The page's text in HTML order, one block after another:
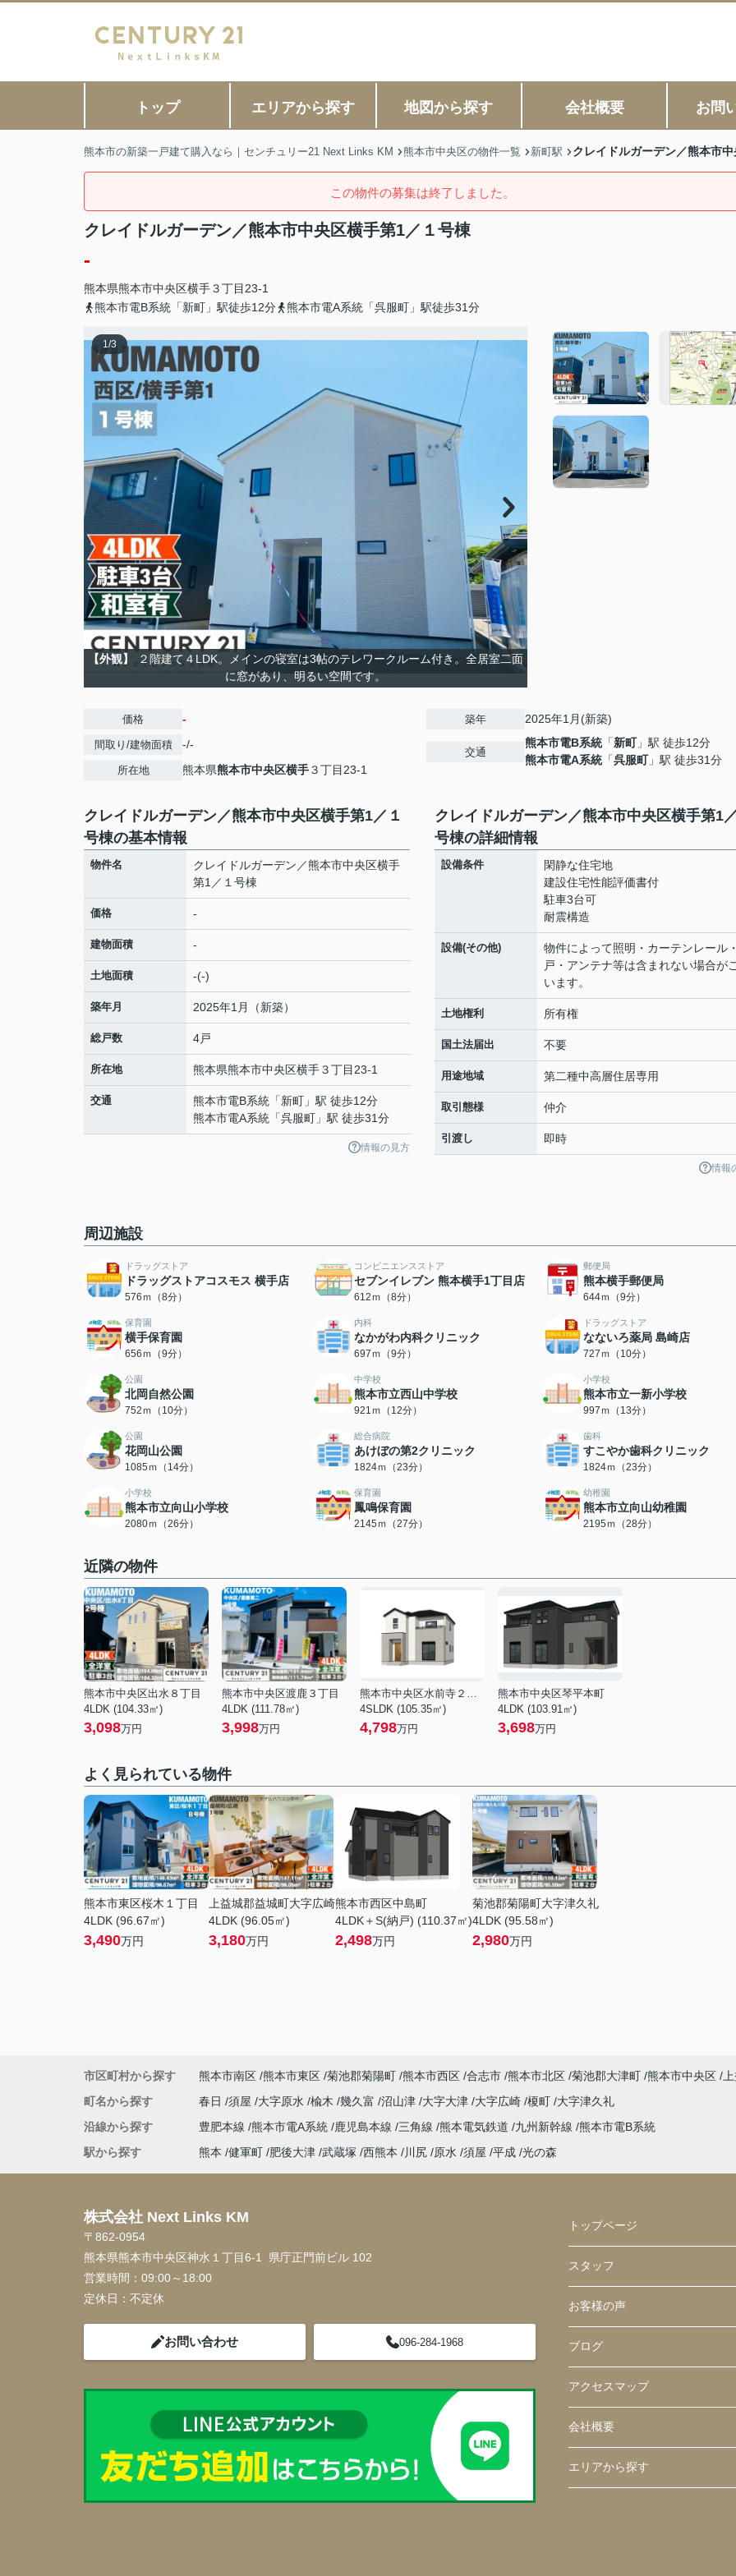
トップ エリアから探す 地図から探す 会社概要 お問
熊本市の新築一戸建て購入なら｜センチュリー21 Next Links KM 熊本市中央区の物件一覧 新町駅 クレイドルガーデン／熊本市
この物件の募集は終了しました。
クレイドルガーデン／熊本市中央区横手第1／１号棟
-
熊本県熊本市中央区横手３丁目23-1
熊本市電B系統「新町」駅徒歩12分
熊本市電A系統「呉服町」駅徒歩31分
1/3
【外観】
２階建て４LDK。メインの寝室は3帖のテレワークルーム付き。全居室二面
に窓があり、明るい空間です。
価格 -
間取り/建物面積 -/-
所在地 熊本県熊本市中央区横手３丁目23-1
築年 2025年1月(新築)
交通
熊本市電B系統「新町」駅 徒歩12分
熊本市電A系統「呉服町」駅 徒歩31分
クレイドルガーデン／熊本市中央区横手第1／１
号棟の基本情報
物件名
クレイドルガーデン／熊本市中央区横手
第1／１号棟
価格 -
建物面積 -
土地面積 -(-)
築年月 2025年1月（新築）
総戸数 4戸
所在地 熊本県熊本市中央区横手３丁目23-1
交通 熊本市電B系統 「新町 」駅 徒歩12分
熊本市電A系統 「呉服町 」駅 徒歩31分
情報の見方
クレイドルガーデン／熊本市中央区横手第1
号棟の詳細情報
設備条件
閑静な住宅地
建設住宅性能評価書付
駐車3台可
耐震構造
設備(その他)
物件によって照明・カーテンレール
戸・アンテナ等は含まれない場合が
います。
土地権利 所有権
国土法届出 不要
用途地域 第二種中高層住居専用
取引態様 仲介
引渡し 即時
情報
周辺施設
ドラッグストア
ドラッグストアコスモス 横手店
576ｍ（8分）
コンビニエンスストア
セブンイレブン 熊本横手1丁目店
612ｍ（8分）
郵便局
熊本横手郵便局
644ｍ（9分）
保育園
横手保育園
656ｍ（9分）
内科
なかがわ内科クリニック
697ｍ（9分）
ドラッグストア
なないろ薬局 島崎店
727ｍ（10分）
公園
北岡自然公園
752ｍ（10分）
中学校
熊本市立西山中学校
921ｍ（12分）
小学校
熊本市立一新小学校
997ｍ（13分）
公園
花岡山公園
1085ｍ（14分）
総合病院
あけぼの第2クリニック
1824ｍ（23分）
歯科
すこやか歯科クリニック
1824ｍ（23分）
小学校
熊本市立向山小学校
2080ｍ（26分）
保育園
鳳鳴保育園
2145ｍ（27分）
幼稚園
熊本市立向山幼稚園
2195ｍ（28分）
近隣の物件
熊本市中央区出水８丁目
4LDK (104.33㎡)
3,098万円
熊本市中央区渡鹿３丁目
4LDK (111.78㎡)
3,998万円
熊本市中央区水前寺２丁目
4SLDK (105.35㎡)
4,798万円
熊本市中央区琴平本町
4LDK (103.91㎡)
3,698万円
よく見られている物件
熊本市東区桜木１丁目
4LDK (96.67㎡)
3,490万円
上益城郡益城町大字広崎
4LDK (96.05㎡)
3,180万円
熊本市西区中島町
4LDK＋S(納戸) (110.37㎡)
2,498万円
菊池郡菊陽町大字津久礼
4LDK (95.58㎡)
2,980万円
市区町村から探す 熊本市南区 熊本市東区 菊池郡菊陽町 熊本市西区 合志市 熊本市北区 菊池郡大津町 熊本市中央区
町名から探す
春日 須屋 大字原水 楡木 幾久富 沼山津 大字大津 大字広崎 榎町 大字津久礼
沿線から探す
豊肥本線 熊本市電A系統 鹿児島本線 三角線 熊本電気鉄道 九州新幹線 熊本市電B系統
駅から探す
熊本 健軍町 肥後大津 武蔵塚 西熊本 川尻 原水 須屋 平成 光の森
株式会社 Next Links KM
〒862-0954
熊本県熊本市中央区神水１丁目6-1 県庁正門前ビル 102
営業時間： 09:00～18:00
定休日： 不定休
お問い合わせ 096-284-1968
トップページ
スタッフ
お客様の声
ブログ
アクセスマップ
会社概要
エリアから探す